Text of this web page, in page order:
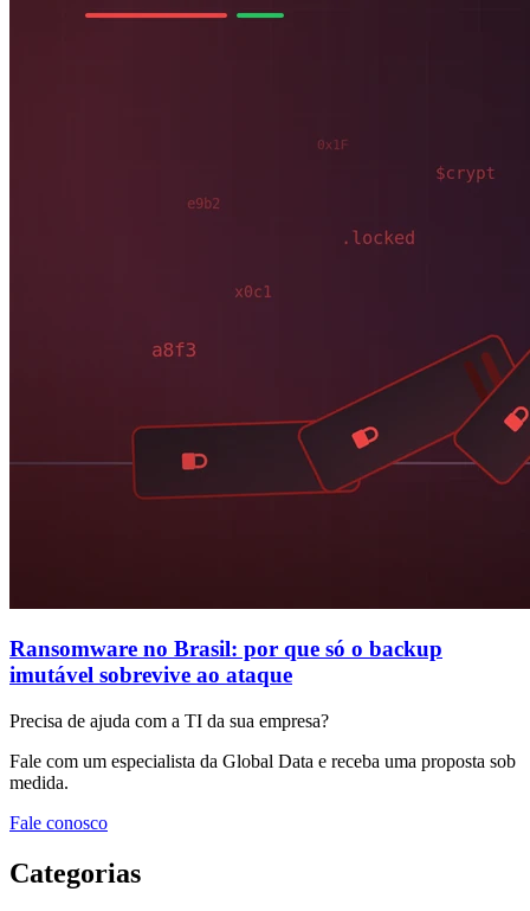
Ransomware no Brasil: por que só o backup
imutável sobrevive ao ataque
Precisa de ajuda com a TI da sua empresa?
Fale com um especialista da Global Data e receba uma proposta sob
medida.
Fale conosco
Categorias